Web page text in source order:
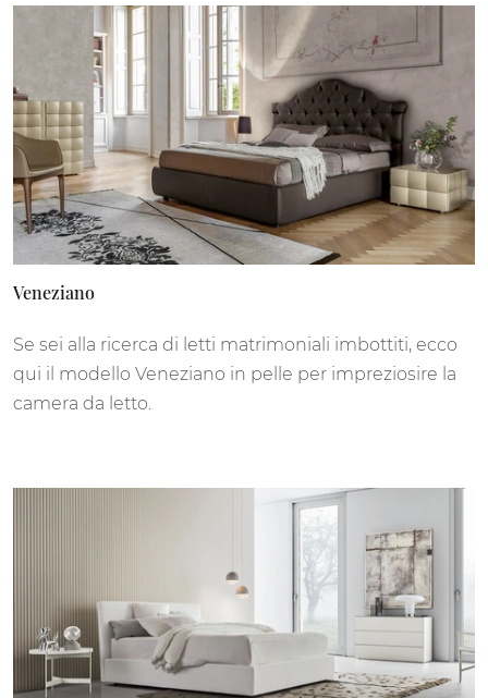
Veneziano
Se sei alla ricerca di letti matrimoniali imbottiti, ecco
qui il modello Veneziano in pelle per impreziosire la
camera da letto.